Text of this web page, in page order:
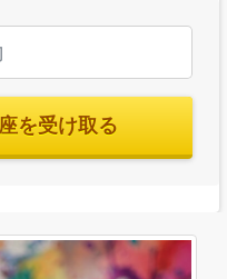
を受け取る